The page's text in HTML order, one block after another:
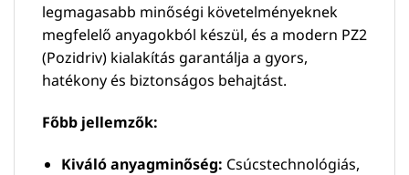
legmagasabb minőségi követelményeknek
megfelelő anyagokból készül, és a modern PZ2
(Pozidriv) kialakítás garantálja a gyors,
hatékony és biztonságos behajtást.
Főbb jellemzők:
Kiváló anyagminőség: Csúcstechnológiás,